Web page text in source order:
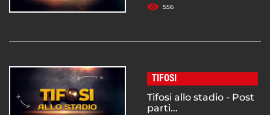
556
TIFOSI
Tifosi allo stadio - Post
parti...